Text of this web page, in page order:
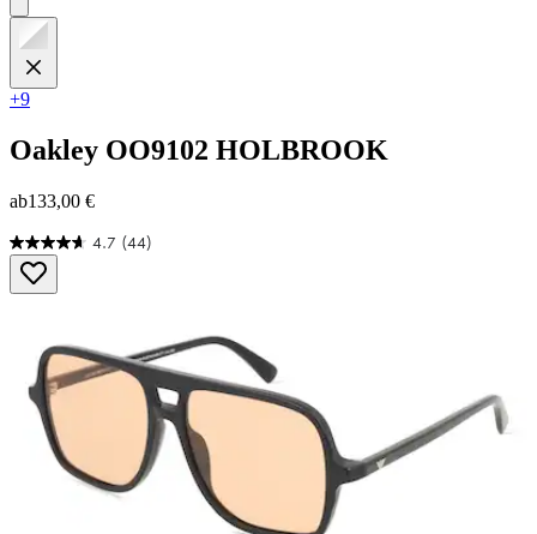
+9
Oakley OO9102 HOLBROOK
ab133,00 €
4.7 (44)
4.7
von
5
Bewertungen